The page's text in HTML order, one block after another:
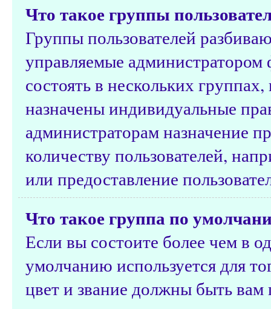
Что такое группы
Группы пользователей
управляемые
состоять в нескольких
назначены индивидуальные
администраторам назначение
количеству пользователей,
или предоставление
Что такое группа по
Если вы состоите более чем в
умолчанию используется для
цвет и звание должны быть